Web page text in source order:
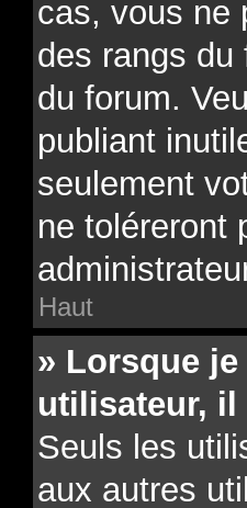
cas, vous ne
des rangs du
du forum.
publiant
seulement
ne toléreront
Haut
» Lorsque
utilisateur, il
Seuls les
aux autres